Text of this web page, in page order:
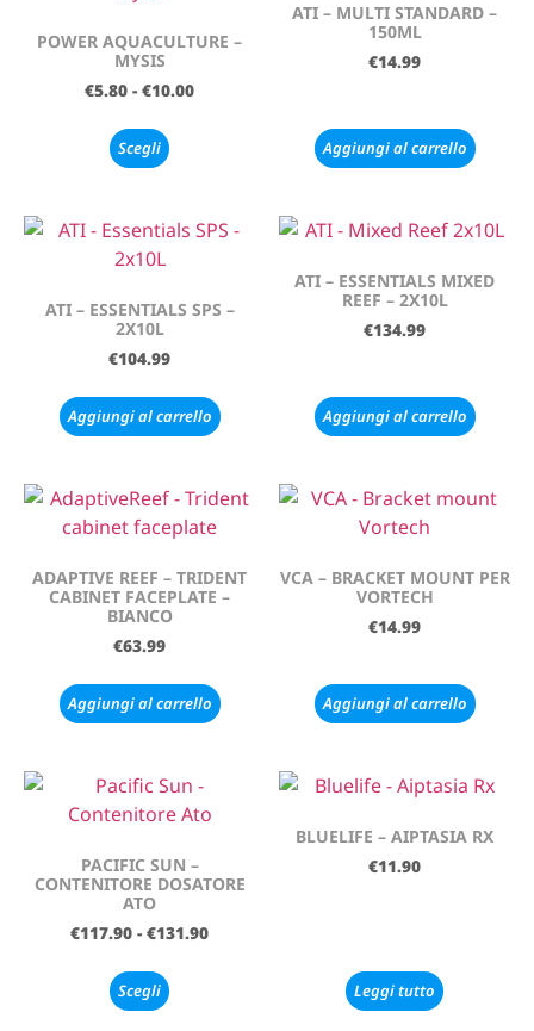
POWER AQUACULTURE –
MYSIS
€5.80 - €10.00
Scegli
ATI – MULTI STANDARD –
150ML
€14.99
Aggiungi al carrello
ATI – ESSENTIALS SPS –
2X10L
€104.99
Aggiungi al carrello
ATI – ESSENTIALS MIXED
REEF – 2X10L
€134.99
Aggiungi al carrello
ADAPTIVE REEF – TRIDENT
CABINET FACEPLATE –
BIANCO
€63.99
Aggiungi al carrello
VCA – BRACKET MOUNT PER
VORTECH
€14.99
Aggiungi al carrello
PACIFIC SUN –
CONTENITORE DOSATORE
ATO
€117.90 - €131.90
Scegli
BLUELIFE – AIPTASIA RX
€11.90
Leggi tutto